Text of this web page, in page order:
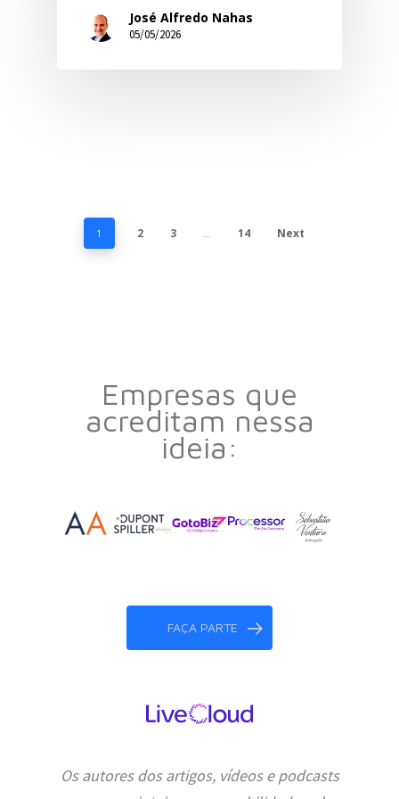
José Alfredo Nahas
05/05/2026
1 2 3 … 14 Next
Empresas que
acreditam nessa
ideia:
FAÇA PARTE
Os autores dos artigos, vídeos e podcasts